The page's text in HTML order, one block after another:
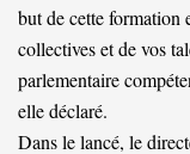
but de cette formation
collectives et de vos
parlementaire
elle déclaré.
Dans le lancé, le